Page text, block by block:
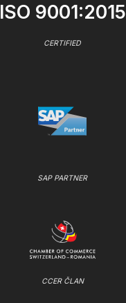
ISO 9001:2015
CERTIFIED
SAP PARTNER
CCER ČLAN